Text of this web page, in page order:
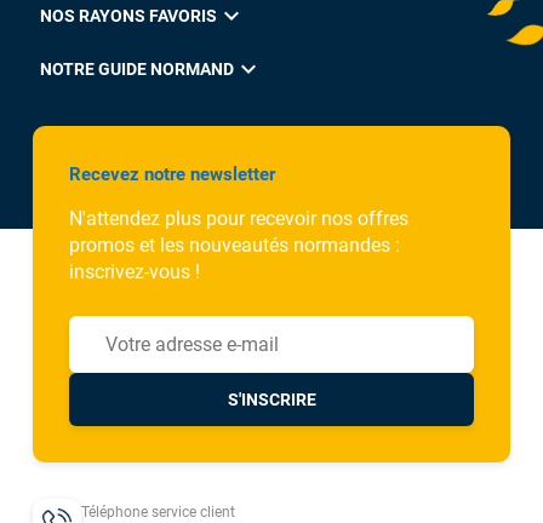
NOS RAYONS FAVORIS expand_more
NOTRE GUIDE NORMAND expand_more
Recevez notre newsletter
N'attendez plus pour recevoir nos offres
promos et les nouveautés normandes :
inscrivez-vous !
S'INSCRIRE
Téléphone service client